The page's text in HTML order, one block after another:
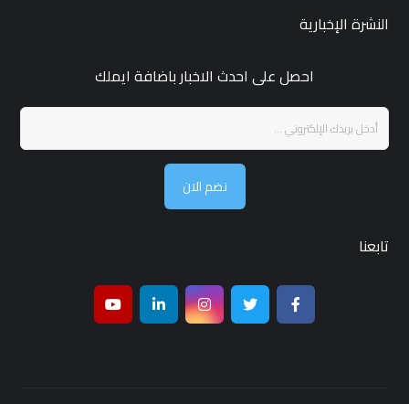
النشرة الإخبارية
احصل على احدث الاخبار باضافة ايملك
نضم الان
تابعنا